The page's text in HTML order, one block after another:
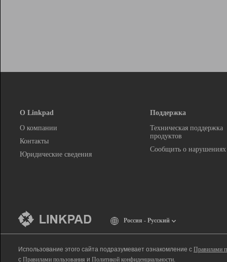
О Linkpad
О компании
Контакты
Юридические сведения
Поддержка
Техническая поддержка
продуктов
Сообщить о нарушениях
Россия - Русский
Использование этого сайта подразумевает ознакомление с Правилами
с Правилами пользования и Политикой конфиденциальности.